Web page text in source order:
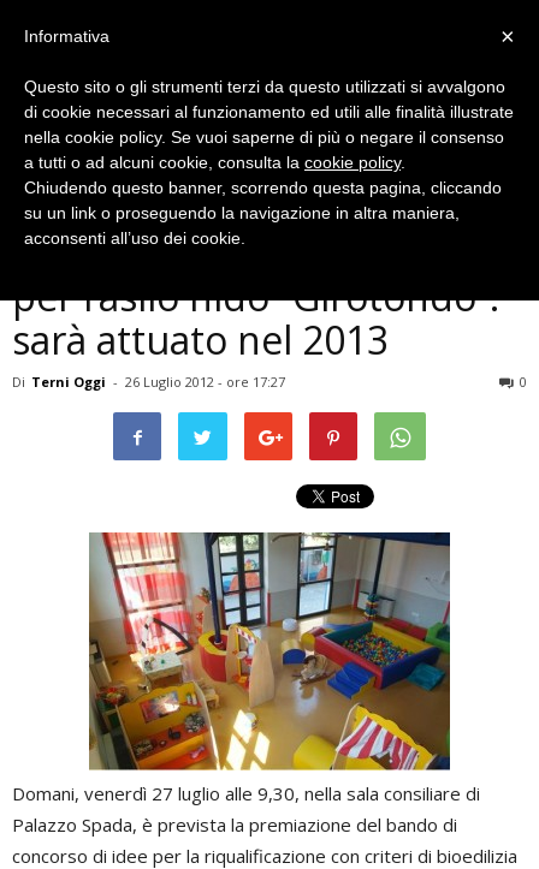
Cronaca
Un progetto di bioedilizia
per l’asilo nido ”Girotondo”:
sarà attuato nel 2013
Di Terni Oggi - 26 Luglio 2012 - ore 17:27 0
Domani, venerdì 27 luglio alle 9,30, nella sala consiliare di
Palazzo Spada, è prevista la premiazione del bando di
concorso di idee per la riqualificazione con criteri di bioedilizia
×
Informativa
Questo sito o gli strumenti terzi da questo utilizzati si avvalgono
di cookie necessari al funzionamento ed utili alle finalità illustrate
nella cookie policy. Se vuoi saperne di più o negare il consenso
a tutti o ad alcuni cookie, consulta la cookie policy.
Chiudendo questo banner, scorrendo questa pagina, cliccando
su un link o proseguendo la navigazione in altra maniera,
acconsenti all’uso dei cookie.